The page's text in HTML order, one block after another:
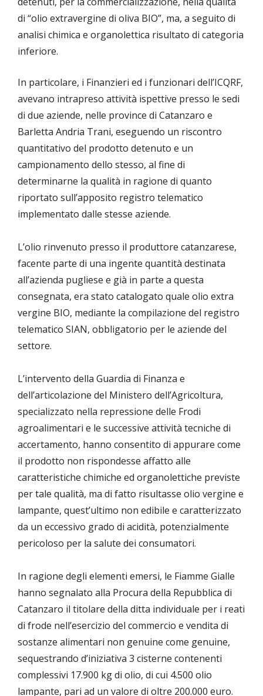
di “olio extravergine di oliva BIO”, ma, a seguito di
analisi chimica e organolettica risultato di categoria
inferiore.
In particolare, i Finanzieri ed i funzionari dell’ICQRF,
avevano intrapreso attività ispettive presso le sedi
di due aziende, nelle province di Catanzaro e
Barletta Andria Trani, eseguendo un riscontro
quantitativo del prodotto detenuto e un
campionamento dello stesso, al fine di
determinarne la qualità in ragione di quanto
riportato sull’apposito registro telematico
implementato dalle stesse aziende.
L’olio rinvenuto presso il produttore catanzarese,
facente parte di una ingente quantità destinata
all’azienda pugliese e già in parte a questa
consegnata, era stato catalogato quale olio extra
vergine BIO, mediante la compilazione del registro
telematico SIAN, obbligatorio per le aziende del
settore.
L’intervento della Guardia di Finanza e
dell’articolazione del Ministero dell’Agricoltura,
specializzato nella repressione delle Frodi
agroalimentari e le successive attività tecniche di
accertamento, hanno consentito di appurare come
il prodotto non rispondesse affatto alle
caratteristiche chimiche ed organolettiche previste
per tale qualità, ma di fatto risultasse olio vergine e
lampante, quest’ultimo non edibile e caratterizzato
da un eccessivo grado di acidità, potenzialmente
pericoloso per la salute dei consumatori.
In ragione degli elementi emersi, le Fiamme Gialle
hanno segnalato alla Procura della Repubblica di
Catanzaro il titolare della ditta individuale per i reati
di frode nell’esercizio del commercio e vendita di
sostanze alimentari non genuine come genuine,
sequestrando d’iniziativa 3 cisterne contenenti
complessivi 17.900 kg di olio, di cui 4.500 olio
lampante, pari ad un valore di oltre 200.000 euro.